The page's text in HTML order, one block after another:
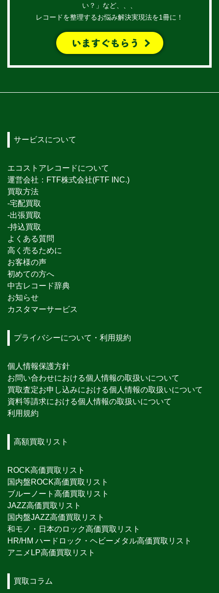
い？」など、、、
レコードを整理するお悩み解決実現法を1冊に！
サービスについて
エコストアレコードについて
運営会社：FTF株式会社(FTF INC.)
買取方法
-宅配買取
-出張買取
-持込買取
よくある質問
高く売るために
お客様の声
初めての方へ
中古レコード辞典
お知らせ
カスタマーサービス
プライバシーについて・利用規約
個人情報保護方針
お問い合わせにおける個人情報の取扱いについて
買取査定お申し込みにおける個人情報の取扱いについて
資料等請求における個人情報の取扱いについて
利用規約
高額買取リスト
ROCK高価買取リスト
国内盤ROCK高価買取リスト
ブルーノート高価買取リスト
JAZZ高価買取リスト
国内盤JAZZ高価買取リスト
和モノ・日本のロック高価買取リスト
HR/HM ハードロック・ヘビーメタル高価買取リスト
アニメLP高価買取リスト
買取コラム